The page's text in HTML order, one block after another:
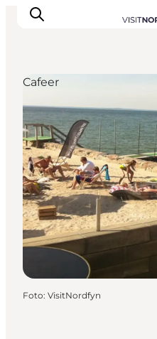
Oplev
Det sker
Spis og drik
Overnatning
Book oplevelser
For børn
Cafeer
Foto: VisitNordfyn